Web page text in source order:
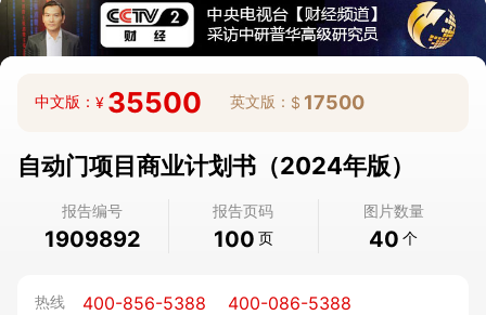
中文版： ¥ 35500 英文版： $ 17500
自动门项目商业计划书（2024年版）
报告编号
1909892
报告页码
100 页
图片数量
40 个
热线 400-856-5388 400-086-5388